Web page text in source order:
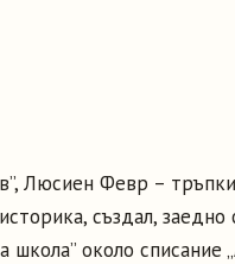
Люсиен Февр –
създал,
около списание